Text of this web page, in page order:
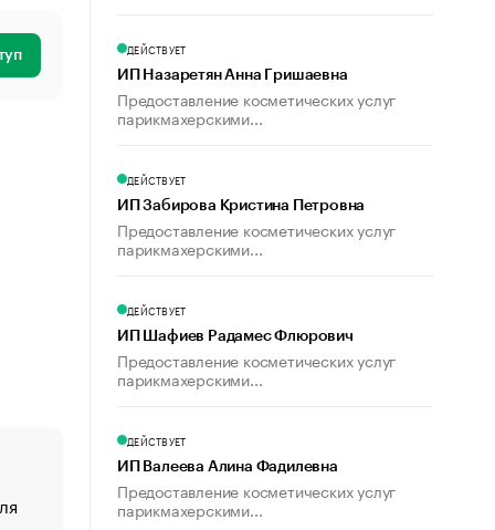
«От спорта тело стареет иначе». Как живет глава
ДЕЙСТВУЕТ
ИП Назаретян Анна Гришаевна
Предоставление косметических услуг
парикмахерскими...
ДЕЙСТВУЕТ
ИП Забирова Кристина Петровна
Предоставление косметических услуг
парикмахерскими...
ДЕЙСТВУЕТ
ИП Шафиев Радамес Флюрович
Предоставление косметических услуг
парикмахерскими...
ДЕЙСТВУЕТ
ИП Валеева Алина Фадилевна
Предоставление косметических услуг
парикмахерскими...